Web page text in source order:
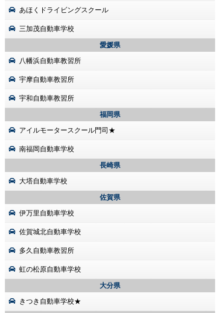
あほくドライビングスクール
三加茂自動車学校
愛媛県
八幡浜自動車教習所
宇摩自動車教習所
宇和自動車教習所
福岡県
アイルモータースクール門司★
南福岡自動車学校
長崎県
大塔自動車学校
佐賀県
伊万里自動車学校
佐賀城北自動車学校
多久自動車教習所
虹の松原自動車学校
大分県
きつき自動車学校★